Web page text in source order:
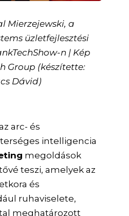
Mierzejewski, a
üzletfejlesztési
n | Kép
Group (készítette:
Dávid)
arc- és
intelligencia
megoldások
teszi, amelyek az
és
ruhaviselete,
meghatározott